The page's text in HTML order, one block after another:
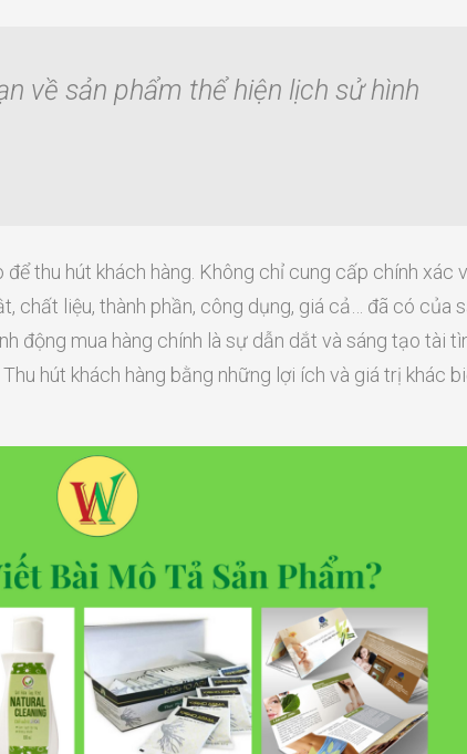
về sản phẩm thể hiện lịch sử hình
thu hút khách hàng. Không chỉ cung cấp chính xác
chất liệu, thành phần, công dụng, giá cả… đã có của
động mua hàng chính là sự dẫn dắt và sáng tạo tài
hút khách hàng bằng những lợi ích và giá trị khác